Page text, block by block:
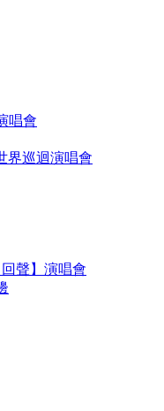
唱會
界巡迴演唱會
聲】演唱會